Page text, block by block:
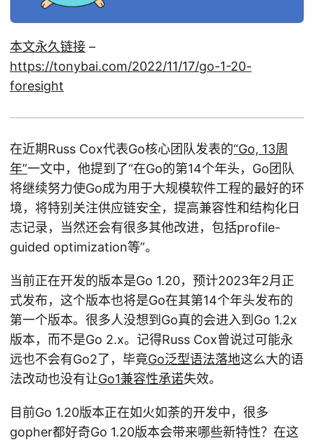
本文永久链接 –
https://tonybai.com/2022/11/17/go-1-20-
foresight
在近期Russ Cox代表Go核心团队发表的“Go, 13周
年”一文中，他提到了“在Go的第14个年头，Go团队
将继续努力使Go成为用于大规模软件工程的最好的环
境，将特别关注供应链安全，提高兼容性和结构化日
志记录，当然还会有很多其他改进，包括profile-
guided optimization等”。
当前正在开发的版本是Go 1.20，预计2023年2月正
式发布，这个版本也将是Go在其第14个年头发布的
第一个版本。很多人没想到Go真的会进入到Go 1.2x
版本，而不是Go 2.x。记得Russ Cox曾说过可能永
远也不会有Go2了，毕竟Go泛型语法落地这么大的语
法改动也没有让Go1兼容性承诺失效。
目前Go 1.20版本正在如火如荼的开发中，很多
gopher都好奇Go 1.20版本会带来哪些新特性？在这